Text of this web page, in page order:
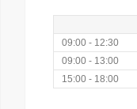
09:00 - 12:30
09:00 - 13:00
15:00 - 18:00